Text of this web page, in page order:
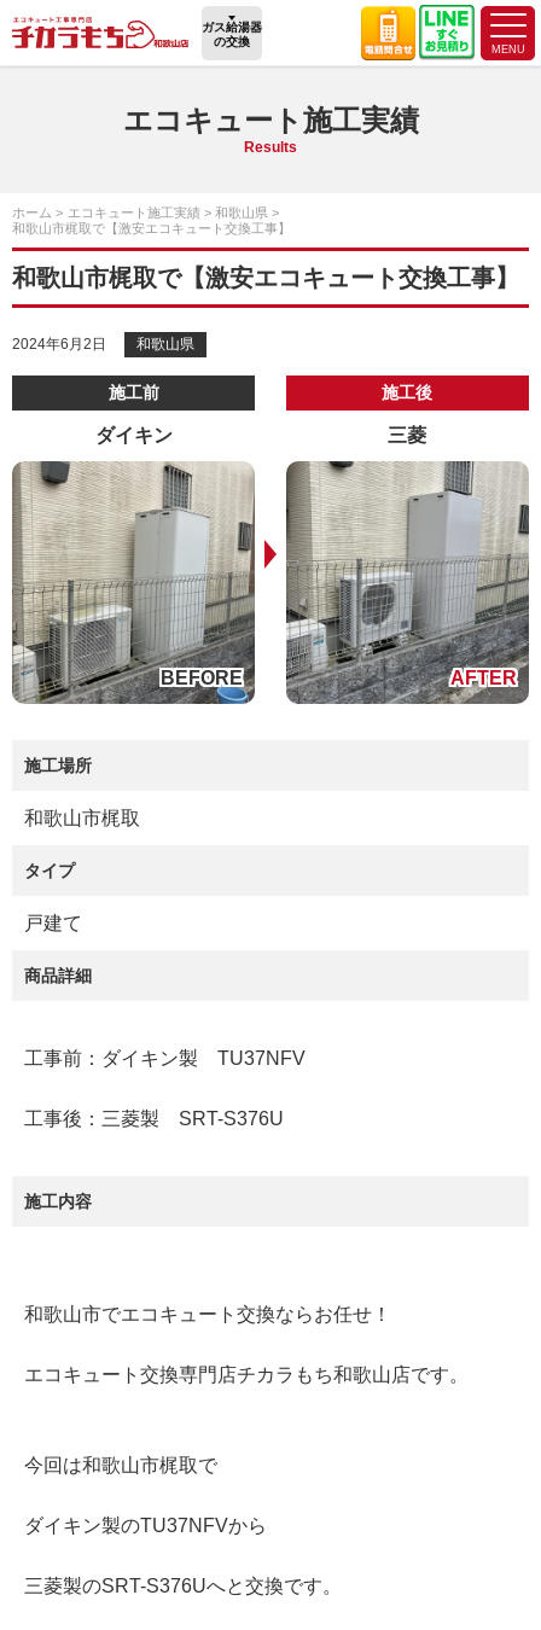
ガス給湯器
の交換
エコキュート施工実績
Results
ホーム エコキュート施工実績
和歌山県
和歌山市梶取で【激安エコキュート交換工事】
和歌山市梶取で【激安エコキュート交換工事】
2024年6月2日 和歌山県
施工前
ダイキン
施工後
三菱
施工場所
和歌山市梶取
タイプ
戸建て
商品詳細
工事前：ダイキン製 TU37NFV
工事後：三菱製 SRT-S376U
施工内容
和歌山市でエコキュート交換ならお任せ！
エコキュート交換専門店チカラもち和歌山店です。
今回は和歌山市梶取で
ダイキン製のTU37NFVから
三菱製のSRT-S376Uへと交換です。